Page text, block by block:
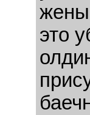
жены
это